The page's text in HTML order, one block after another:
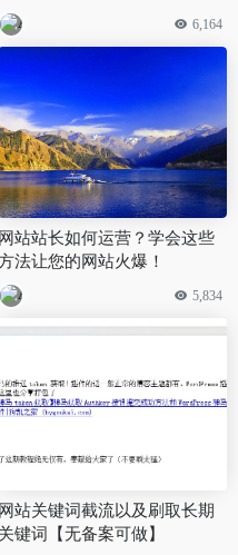
6,164
网站站长如何运营？学会这些
法让您的网站火爆！
5,834
网站关键词截流以及刷取长期
关键词【无备案可做】